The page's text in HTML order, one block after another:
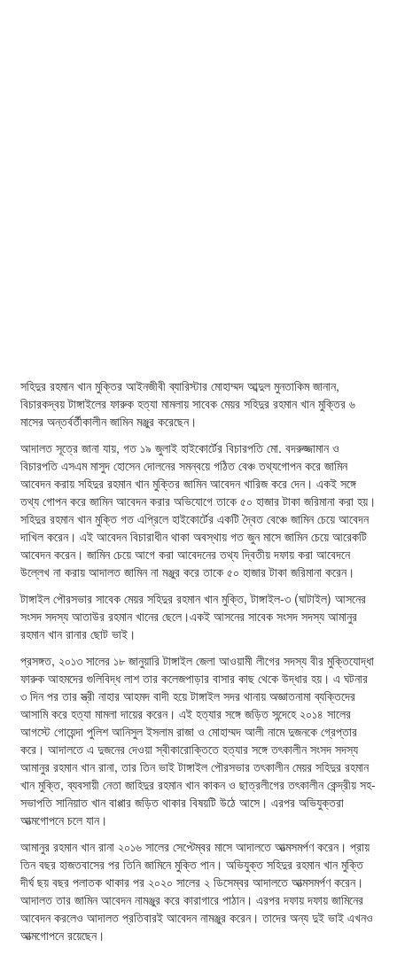
সহিদুর রহমান খান মুক্তির আইনজীবী ব্যারিস্টার মোহাম্মদ আব্দুল মুনতাকিম জানান,
বিচারকদ্বয় টাঙ্গাইলের ফারুক হত্যা মামলায় সাবেক মেয়র সহিদুর রহমান খান মুক্তির ৬
মাসের অন্তর্বর্তীকালীন জামিন মঞ্জুর করেছেন।
আদালত সূত্রে জানা যায়, গত ১৯ জুলাই হাইকোর্টের বিচারপতি মো. বদরুজ্জামান ও
বিচারপতি এসএম মাসুদ হোসেন দোলনের সমন্বয়ে গঠিত বেঞ্চ তথ্যগোপন করে জামিন
আবেদন করায় সহিদুর রহমান খান মুক্তির জামিন আবেদন খারিজ করে দেন। একই সঙ্গে
তথ্য গোপন করে জামিন আবেদন করার অভিযোগে তাকে ৫০ হাজার টাকা জরিমানা করা হয়।
সহিদুর রহমান খান মুক্তি গত এপ্রিলে হাইকোর্টের একটি দ্বৈত বেঞ্চে জামিন চেয়ে আবেদন
দাখিল করেন। এই আবেদন বিচারাধীন থাকা অবস্থায় গত জুন মাসে জামিন চেয়ে আরেকটি
আবেদন করেন। জামিন চেয়ে আগে করা আবেদনের তথ্য দ্বিতীয় দফায় করা আবেদনে
উল্লেখ না করায় আদালত জামিন না মঞ্জুর করে তাকে ৫০ হাজার টাকা জরিমানা করেন।
টাঙ্গাইল পৌরসভার সাবেক মেয়র সহিদুর রহমান খান মুক্তি, টাঙ্গাইল-৩ (ঘাটাইল) আসনের
সংসদ সদস্য আতাউর রহমান খানের ছেলে।একই আসনের সাবেক সংসদ সদস্য আমানুর
রহমান খান রানার ছোট ভাই।
প্রসঙ্গত, ২০১৩ সালের ১৮ জানুয়ারি টাঙ্গাইল জেলা আওয়ামী লীগের সদস্য বীর মুক্তিযোদ্ধা
ফারুক আহমদের গুলিবিদ্ধ লাশ তার কলেজপাড়ার বাসার কাছ থেকে উদ্ধার হয়। এ ঘটনার
৩ দিন পর তার স্ত্রী নাহার আহমদ বাদী হয়ে টাঙ্গাইল সদর থানায় অজ্ঞাতনামা ব্যক্তিদের
আসামি করে হত্যা মামলা দায়ের করেন। এই হত্যার সঙ্গে জড়িত সন্দেহে ২০১৪ সালের
আগস্টে গোয়েন্দা পুলিশ আনিসুল ইসলাম রাজা ও মোহাম্মদ আলী নামে দুজনকে গ্রেপ্তার
করে। আদালতে এ দুজনের দেওয়া স্বীকারোক্তিতে হত্যার সঙ্গে তৎকালীন সংসদ সদস্য
আমানুর রহমান খান রানা, তার তিন ভাই টাঙ্গাইল পৌরসভার তৎকালীন মেয়র সহিদুর রহমান
খান মুক্তি, ব্যবসায়ী নেতা জাহিদুর রহমান খান কাকন ও ছাত্রলীগের তৎকালীন কেন্দ্রীয় সহ-
সভাপতি সানিয়াত খান বাপ্পার জড়িত থাকার বিষয়টি উঠে আসে। এরপর অভিযুক্তরা
আত্মগোপনে চলে যান।
আমানুর রহমান খান রানা ২০১৬ সালের সেপ্টেম্বর মাসে আদালতে আত্মসমর্পণ করেন। প্রায়
তিন বছর হাজতবাসের পর তিনি জামিনে মুক্তি পান। অভিযুক্ত সহিদুর রহমান খান মুক্তি
দীর্ঘ ছয় বছর পলাতক থাকার পর ২০২০ সালের ২ ডিসেম্বর আদালতে আত্মসমর্পণ করেন।
আদালত তার জামিন আবেদন নামঞ্জুর করে কারাগারে পাঠান। এরপর দফায় দফায় জামিনের
আবেদন করলেও আদালত প্রতিবারই আবেদন নামঞ্জুর করেন। তাদের অন্য দুই ভাই এখনও
আত্মগোপনে রয়েছেন।